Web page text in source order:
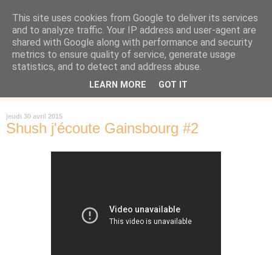
Là où je suis née
"Les temps sont durs pour les rêveurs" mais shush shush,
j'ai le cœur à l'affût et j'ouvre mon carnet de peau. « Soyez
vous-même, tous les autres sont déjà pris. » Oscar Wilde
jeudi 30 avril 2015
Shush j'écoute Gainsbourg #2
This site uses cookies from Google to deliver its services
and to analyze traffic. Your IP address and user-agent are
shared with Google along with performance and security
metrics to ensure quality of service, generate usage
statistics, and to detect and address abuse.
LEARN MORE GOT IT